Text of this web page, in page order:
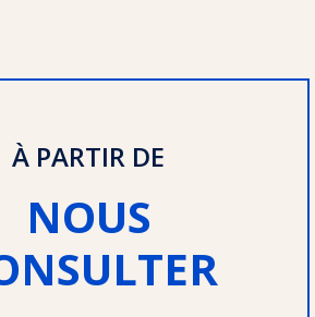
À PARTIR DE
NOUS